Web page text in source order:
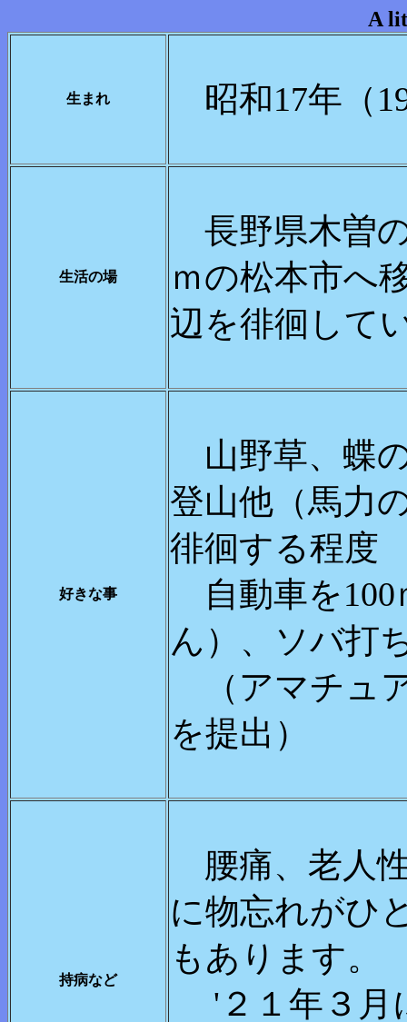
A
生まれ 昭和17年（
生活の場
長野県木曽
ｍの松本市へ
辺を徘徊し
好きな事
山野草、蝶
登山他（馬力
徘徊する程度
自動車を100
ん）、ソバ打
（アマチュ
を提出）
持病など
腰痛、老人
に物忘れがひ
もあります。
'２１年３月